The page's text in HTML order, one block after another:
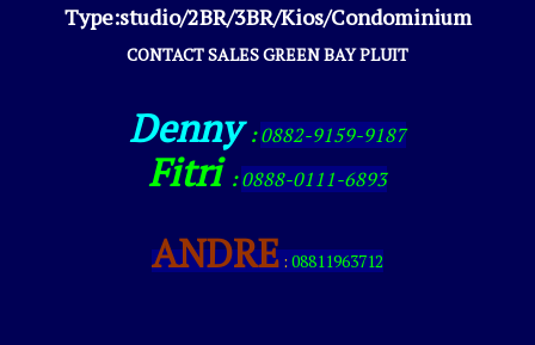
Type:studio/2BR/3BR/Kios/Condominium
CONTACT SALES GREEN BAY PLUIT
Denny :0882-9159-9187
Fitri :0888-0111-6893
ANDRE : 08811963712